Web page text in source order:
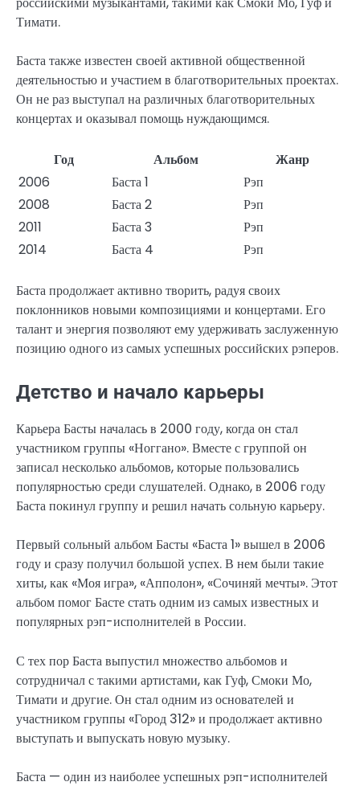
Тимати.
Баста также известен своей активной общественной
деятельностью и участием в благотворительных проектах.
Он не раз выступал на различных благотворительных
концертах и оказывал помощь нуждающимся.
Год Альбом
Жанр
2006
Баста 1
Рэп
2008
Баста 2
Рэп
2011
Баста 3
Рэп
2014
Баста 4 Рэп
Баста продолжает активно творить, радуя своих
поклонников новыми композициями и концертами. Его
талант и энергия позволяют ему удерживать заслуженную
позицию одного из самых успешных российских рэперов.
Детство и начало карьеры
Карьера Басты началась в 2000 году, когда он стал
участником группы «Ноггано». Вместе с группой он
записал несколько альбомов, которые пользовались
популярностью среди слушателей. Однако, в 2006 году
Баста покинул группу и решил начать сольную карьеру.
Первый сольный альбом Басты «Баста 1» вышел в 2006
году и сразу получил большой успех. В нем были такие
хиты, как «Моя игра», «Апполон», «Сочиняй мечты». Этот
альбом помог Басте стать одним из самых известных и
популярных рэп-исполнителей в России.
С тех пор Баста выпустил множество альбомов и
сотрудничал с такими артистами, как Гуф, Смоки Мо,
Тимати и другие. Он стал одним из основателей и
участником группы «Город 312» и продолжает активно
выступать и выпускать новую музыку.
Баста — один из наиболее успешных рэп-исполнителей